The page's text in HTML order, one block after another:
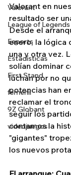
Valorant
League of Legends
Esports
Estadísticas
First Stand
femenil
9Z Globant
videojuegos
Valorant en
resultado ser
Desde el
enero, la lógica
una y otra vez.
solían dominar
luchan por no
potencias han
reclamar el
seguir los
contamos la
"gigantes"
los nuevos